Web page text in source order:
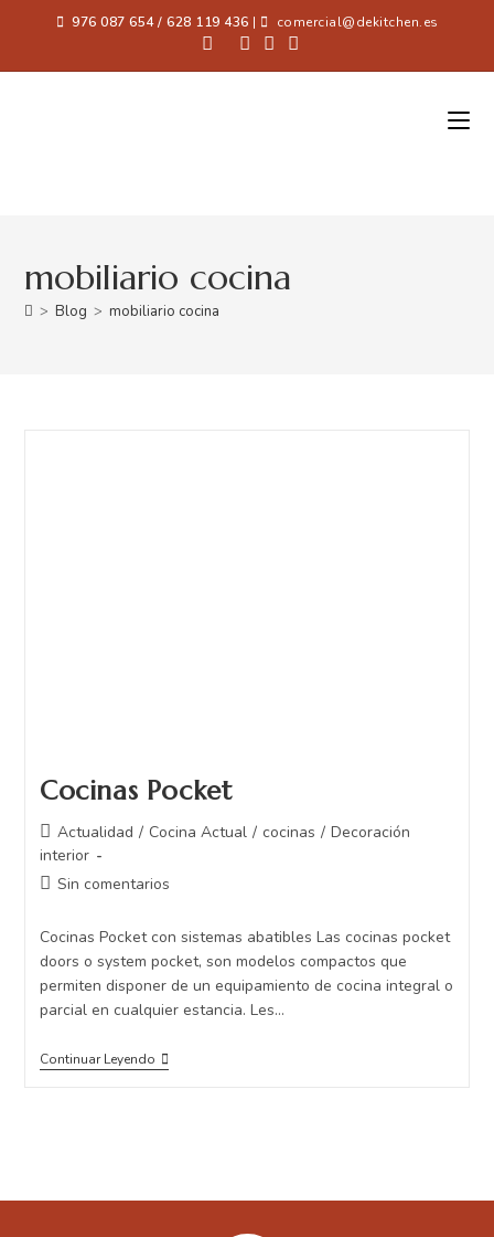
976 087 654 / 628 119 436 | comercial@dekitchen.es
mobiliario cocina
> Blog > mobiliario cocina
Cocinas Pocket
Actualidad / Cocina Actual / cocinas / Decoración
interior
Sin comentarios
Cocinas Pocket con sistemas abatibles Las cocinas pocket
doors o system pocket, son modelos compactos que
permiten disponer de un equipamiento de cocina integral o
parcial en cualquier estancia. Les…
Continuar Leyendo